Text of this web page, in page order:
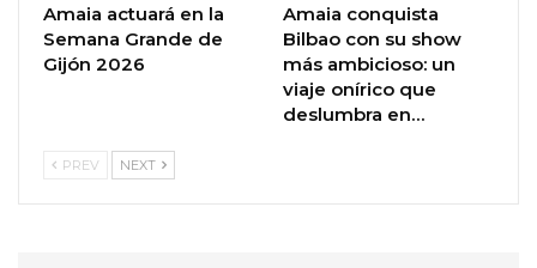
Amaia actuará en la
Semana Grande de
Gijón 2026
Amaia conquista
Bilbao con su show
más ambicioso: un
viaje onírico que
deslumbra en…
PREV NEXT